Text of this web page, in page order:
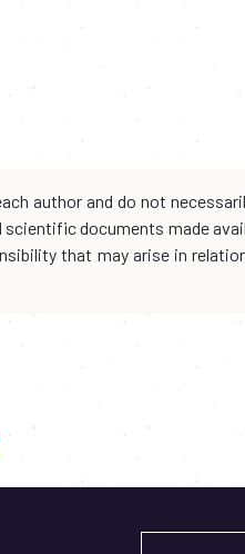
author and do not
documents made
that may arise in